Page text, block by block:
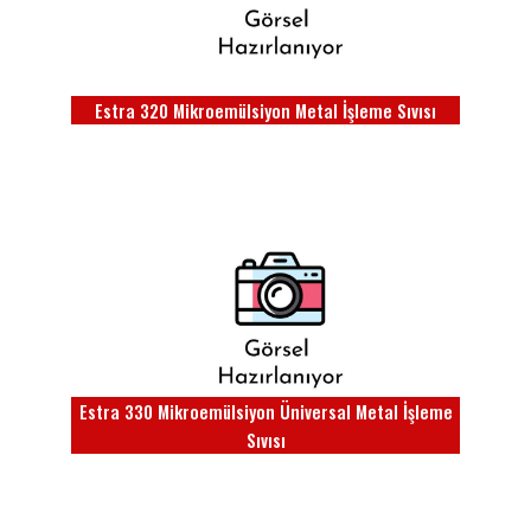
Estra 320 Mikroemülsiyon Metal İşleme Sıvısı
Estra 330 Mikroemülsiyon Üniversal Metal İşleme
Sıvısı